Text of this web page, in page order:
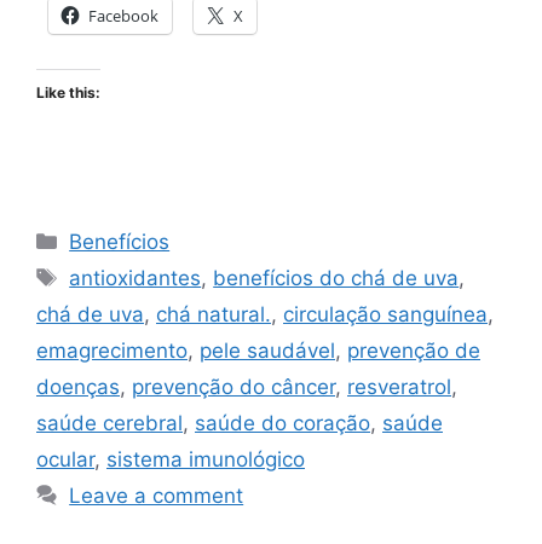
Facebook X
Like this:
Categories
Benefícios
Tags
antioxidantes, benefícios do chá de uva,
chá de uva, chá natural., circulação sanguínea,
emagrecimento, pele saudável, prevenção de
doenças, prevenção do câncer, resveratrol,
saúde cerebral, saúde do coração, saúde
ocular, sistema imunológico
Leave a comment